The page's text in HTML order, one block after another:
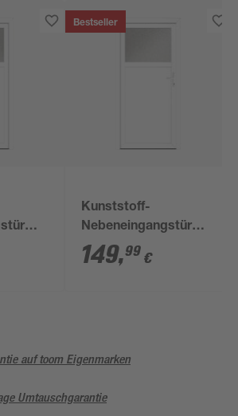
cm
weiß
Bestseller
Kunststoff-
Nebeneingangstür
'BAZ 682' 98 x 198 cm
Anschlag rechts, weiß
149,99 €
auf toom Eigenmarken
Umtauschgarantie